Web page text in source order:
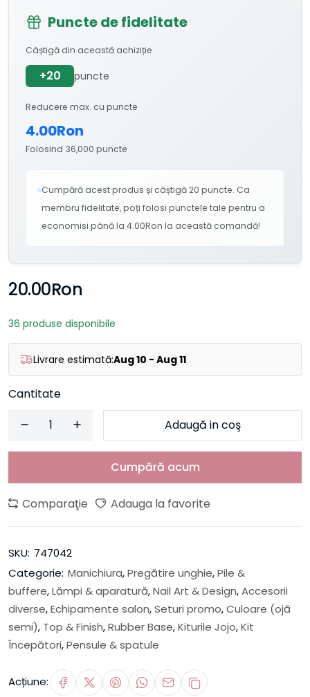
Puncte de fidelitate
Câștigă din această achiziție
+20 puncte
Reducere max. cu puncte
4.00Ron
Folosind 36,000 puncte
Cumpără acest produs și câștigă 20 puncte. Ca
membru fidelitate, poți folosi punctele tale pentru a
economisi până la 4.00Ron la această comandă!
20.00Ron
36 produse disponibile
Livrare estimată:Aug 10 - Aug 11
Cantitate
Adaugă in coş
Cumpără acum
Comparaţie Adauga la favorite
SKU: 747042
Categorie: Manichiura,Pregătire unghie,Pile &
buffere,Lămpi & aparatură,Nail Art & Design,Accesorii
diverse,Echipamente salon,Seturi promo,Culoare (ojă
semi), Top & Finish,Rubber Base,Kiturile Jojo,Kit
Începători,Pensule & spatule
Acțiune: